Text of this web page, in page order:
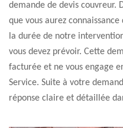
demande de devis couvreur.
que vous aurez
la durée de notre
vous devez prévoir. Cette
facturée et ne vous engage
Service. Suite à votre
réponse claire et détaillée